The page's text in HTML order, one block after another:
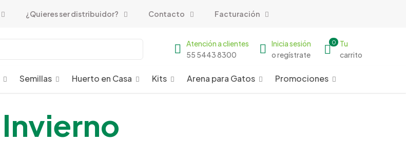
¿Quieres ser distribuidor? Contacto Facturación
Atención a clientes
55 5443 8300
Inicia sesión
o regístrate
0
Tu
carrito
Semillas Huerto en Casa Kits Arena para Gatos Promociones
Invierno